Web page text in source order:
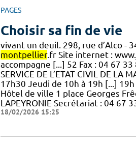
PAGES
Choisir sa fin de vie
vivant un deuil. 298, rue d’Alco -
montpellier.fr Site internet :
accompagne [...] 52 Fax : 04 67
SERVICE DE L’ETAT CIVIL DE LA
17h30 Jeudi de 10h à 19h [...]
Hôtel de ville 1 place Georges
LAPEYRONIE Secrétariat : 04 67
18/02/2026 15:25